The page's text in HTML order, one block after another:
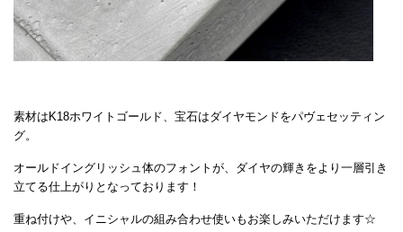
素材はK18ホワイトゴールド、宝石はダイヤモンドをパヴェセッティン
グ。
オールドイングリッシュ体のフォントが、ダイヤの輝きをより一層引き
立てる仕上がりとなっております！
重ね付けや、イニシャルの組み合わせ使いもお楽しみいただけます☆